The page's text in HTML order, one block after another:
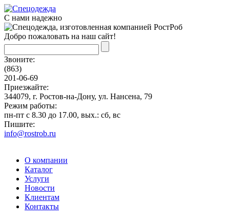
С нами надежно
Добро пожаловать на наш сайт!
Звоните:
(863)
201-06-69
Приезжайте:
344079, г. Ростов-на-Дону, ул. Нансена, 79
Режим работы:
пн-пт с 8.30 до 17.00, вых.: сб, вс
Пишите:
info@rostrob.ru
О компании
Каталог
Услуги
Новости
Клиентам
Контакты